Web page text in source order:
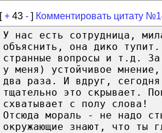
[+ 43 - ] Комментировать цитату
У нас есть сотрудница,
объяснить, она дико
странные вопросы и т.д.
у меня) устойчивое
два раза. И вдруг,
тщательно это скрывает.
схватывает с полу слова!
Отсюда мораль - не надо
окружающие знают, что ты